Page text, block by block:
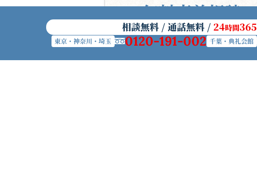
相談無料 / 通話無料 / 24時間365
東京・神奈川・埼玉 0120-191-002 千葉・典礼会館